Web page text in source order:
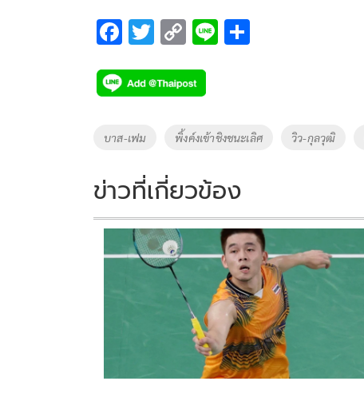
F
e
b
o
k
T
tt
er
C
p
y
Li
k
Li
Tags
บาส-เฟม พิ้งค์งเข้าชิงชนะเลิศ วิว-กุลวุฒิ
ข่าวที่เกี่ยวข้อง